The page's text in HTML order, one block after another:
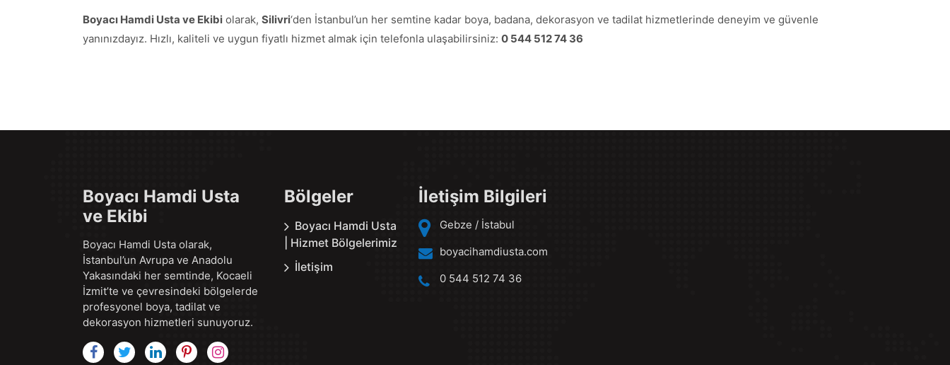
Boyacı Hamdi Usta ve Ekibi olarak, Silivri‘den İstanbul’un her semtine kadar boya, badana, dekorasyon ve tadilat hizmetlerinde deneyim ve güvenle
yanınızdayız. Hızlı, kaliteli ve uygun fiyatlı hizmet almak için telefonla ulaşabilirsiniz: 0 544 512 74 36
Boyacı Hamdi Usta
ve Ekibi
Boyacı Hamdi Usta olarak,
İstanbul’un Avrupa ve Anadolu
Yakasındaki her semtinde, Kocaeli
İzmit’te ve çevresindeki bölgelerde
profesyonel boya, tadilat ve
dekorasyon hizmetleri sunuyoruz.
Bölgeler
Boyacı Hamdi Usta
| Hizmet Bölgelerimiz
İletişim
İletişim Bilgileri
Gebze / İstabul
boyacihamdiusta.com
0 544 512 74 36